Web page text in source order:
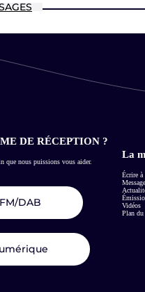
DE RÉCEPTION ?
que nous puissions vous aider.
DAB
La
Écrire à
Vidéos
Plan du